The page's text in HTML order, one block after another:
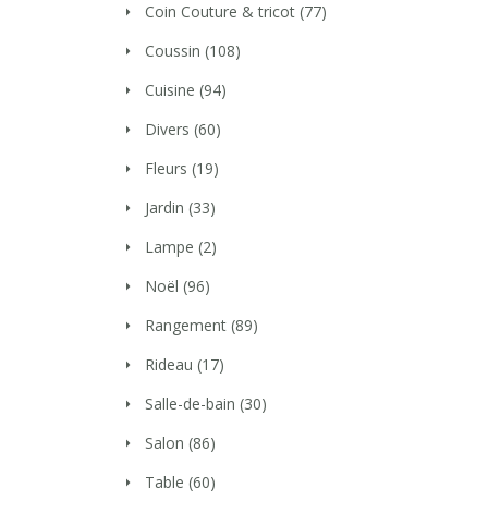
Coin Couture & tricot (77)
Coussin (108)
Cuisine (94)
Divers (60)
Fleurs (19)
Jardin (33)
Lampe (2)
Noël (96)
Rangement (89)
Rideau (17)
Salle-de-bain (30)
Salon (86)
Table (60)